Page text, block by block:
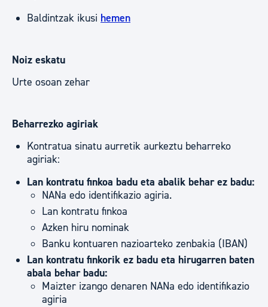
Baldintzak ikusi hemen
Noiz eskatu
Urte osoan zehar
Beharrezko agiriak
Kontratua sinatu aurretik aurkeztu beharreko
agiriak:
Lan kontratu finkoa badu eta abalik behar ez badu:
NANa edo identifikazio agiria.
Lan kontratu finkoa
Azken hiru nominak
Banku kontuaren nazioarteko zenbakia (IBAN)
Lan kontratu finkorik ez badu eta hirugarren baten
abala behar badu:
Maizter izango denaren NANa edo identifikazio
agiria